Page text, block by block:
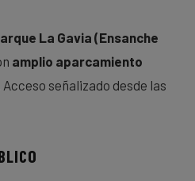
La Gavia (Ensanche
amplio aparcamiento
señalizado desde las